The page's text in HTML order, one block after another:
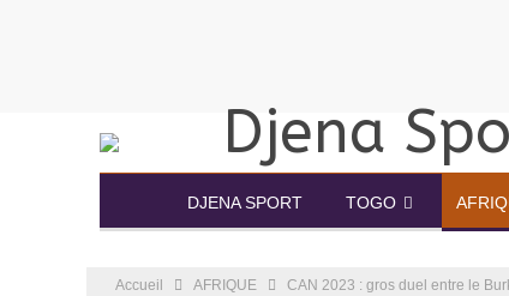
DJENA SPORT TOGO
Accueil AFRIQUE CAN 2023 : gros duel entre le